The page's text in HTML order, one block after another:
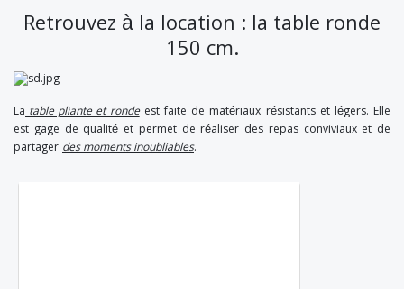
Retrouvez à la location : la table ronde
150 cm.
Latable pliante et rondeest faite de matériaux résistants et légers. Elle
est gage de qualité et permet de réaliser des repas conviviaux et de
partagerdes moments inoubliables.